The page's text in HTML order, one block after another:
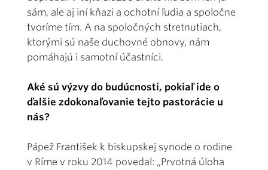
sám, ale aj iní kňazi a ochotní ľudia a spoločne
tvoríme tím. A na spoločných stretnutiach,
ktorými sú naše duchovné obnovy, nám
pomáhajú i samotní účastníci.
Aké sú výzvy do budúcnosti, pokiaľ ide o
ďalšie zdokonaľovanie tejto pastorácie u
nás?
Pápež František k biskupskej synode o rodine
v Ríme v roku 2014 povedal: „Prvotná úloha